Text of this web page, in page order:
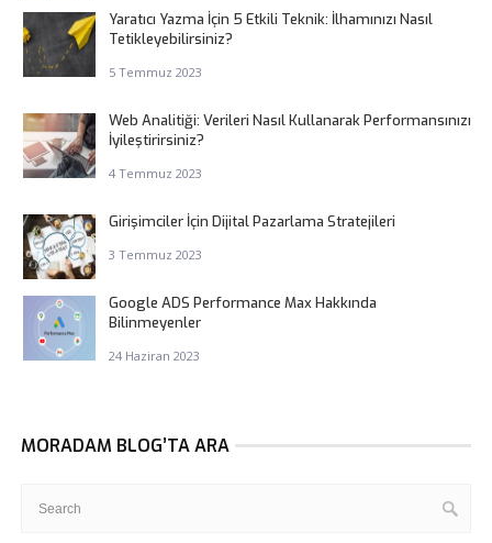
Yaratıcı Yazma İçin 5 Etkili Teknik: İlhamınızı Nasıl
Tetikleyebilirsiniz?
5 Temmuz 2023
Web Analitiği: Verileri Nasıl Kullanarak Performansınızı
İyileştirirsiniz?
4 Temmuz 2023
Girişimciler İçin Dijital Pazarlama Stratejileri
3 Temmuz 2023
Google ADS Performance Max Hakkında
Bilinmeyenler
24 Haziran 2023
MORADAM BLOG’TA ARA